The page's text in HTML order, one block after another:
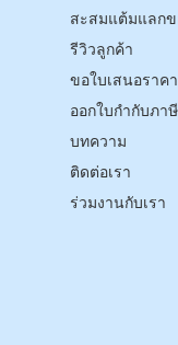
สะสมแต้มแลกข
รีวิวลูกค้า
ขอใบเสนอราคา
ออกใบกำกับภาษี
บทความ
ติดต่อเรา
ร่วมงานกับเรา